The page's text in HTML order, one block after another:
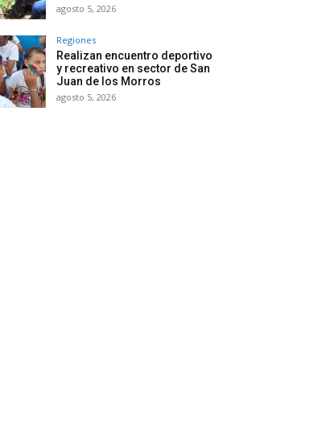
agosto 5, 2026
Regiones
Realizan encuentro deportivo
y recreativo en sector de San
Juan de los Morros
agosto 5, 2026